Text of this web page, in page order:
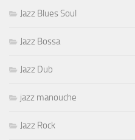
Jazz Blues Soul
Jazz Bossa
Jazz Dub
jazz manouche
Jazz Rock